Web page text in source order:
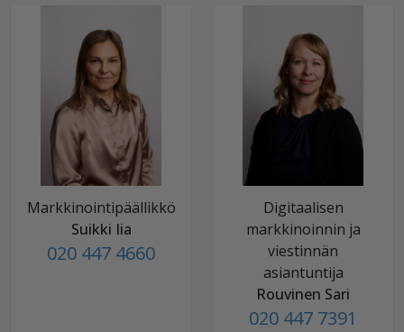
Markkinointipäällikkö
Suikki Iia
020 447 4660
Digitaalisen
markkinoinnin ja
viestinnän
asiantuntija
Rouvinen Sari
020 447 7391